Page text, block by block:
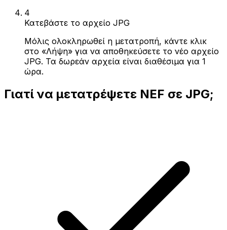
4
Κατεβάστε το αρχείο JPG
Μόλις ολοκληρωθεί η μετατροπή, κάντε κλικ
στο «Λήψη» για να αποθηκεύσετε το νέο αρχείο
JPG. Τα δωρεάν αρχεία είναι διαθέσιμα για 1
ώρα.
Γιατί να μετατρέψετε NEF σε JPG;